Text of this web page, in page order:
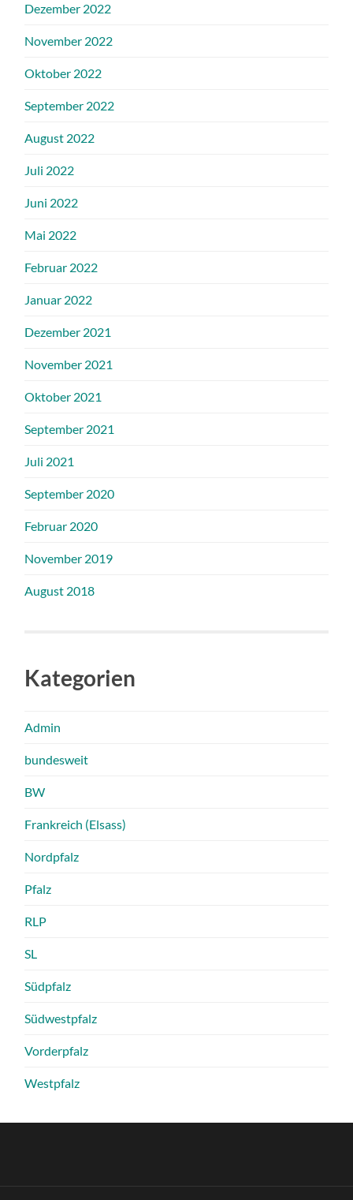
Dezember 2022
November 2022
Oktober 2022
September 2022
August 2022
Juli 2022
Juni 2022
Mai 2022
Februar 2022
Januar 2022
Dezember 2021
November 2021
Oktober 2021
September 2021
Juli 2021
September 2020
Februar 2020
November 2019
August 2018
Kategorien
Admin
bundesweit
BW
Frankreich (Elsass)
Nordpfalz
Pfalz
RLP
SL
Südpfalz
Südwestpfalz
Vorderpfalz
Westpfalz